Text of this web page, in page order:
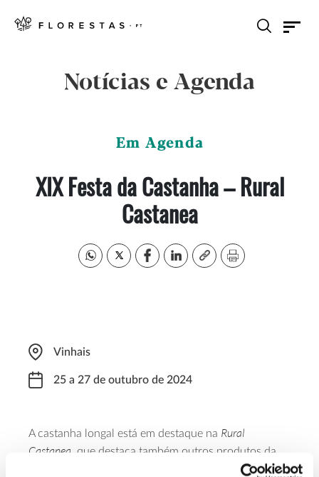
Notícias e Agenda
Em Agenda
XIX Festa da Castanha – Rural
Castanea
Vinhais
25 a 27 de outubro de 2024
A castanha longal está em destaque na Rural
Castanea , que destaca também outros produtos da
região, como o mel e os cogumelos. O evento conta